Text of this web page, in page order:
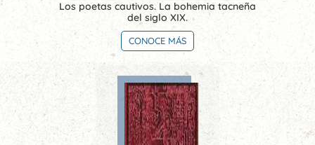
Los poetas cautivos. La bohemia tacneña
del siglo XIX.
CONOCE MÁS